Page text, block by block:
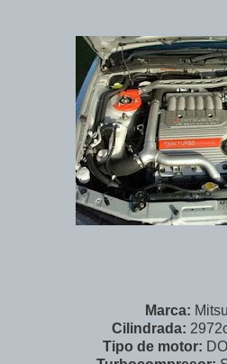
Marca:
Cilindrada:
Tipo de motor: